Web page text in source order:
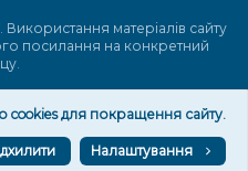
матеріалів сайту
посилання на конкретний
сайту
cookies для покращення сайту.
Налаштування